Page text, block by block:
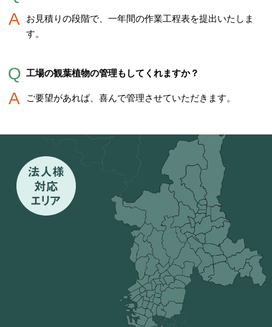
お見積りの段階で、一年間の作業工程表を提出いたしま
す。
工場の観葉植物の管理もしてくれますか？
ご要望があれば、喜んで管理させていただきます。
法人様
対応
エリア